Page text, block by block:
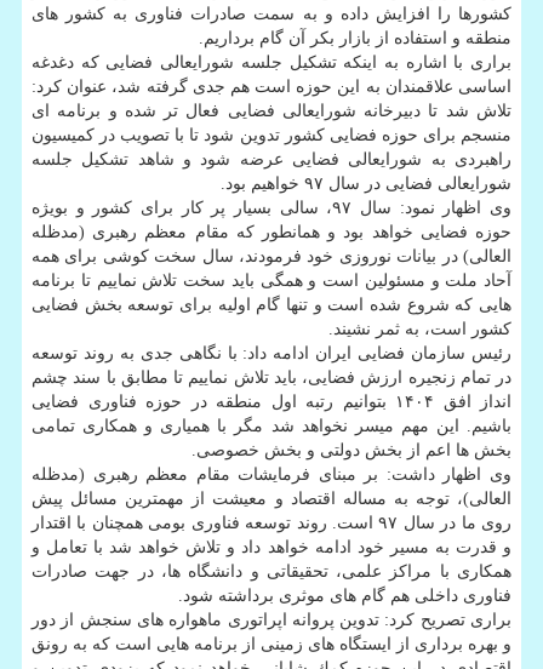
كشورها را افزایش داده و به سمت صادرات فناوری به كشور های
منطقه و استفاده از بازار بكر آن گام برداریم.
براری با اشاره به اینكه تشكیل جلسه شورایعالی فضایی كه دغدغه
اساسی علاقمندان به این حوزه است هم جدی گرفته شد، عنوان كرد:
تلاش شد تا دبیرخانه شورایعالی فضایی فعال تر شده و برنامه ای
منسجم برای حوزه فضایی كشور تدوین شود تا با تصویب در كمیسیون
راهبردی به شورایعالی فضایی عرضه شود و شاهد تشكیل جلسه
شورایعالی فضایی در سال ۹۷ خواهیم بود.
وی اظهار نمود: سال ۹۷، سالی بسیار پر كار برای كشور و بویژه
حوزه فضایی خواهد بود و همانطور كه مقام معظم رهبری (مدظله
العالی) در بیانات نوروزی خود فرمودند، سال سخت كوشی برای همه
آحاد ملت و مسئولین است و همگی باید سخت تلاش نماییم تا برنامه
هایی كه شروع شده است و تنها گام اولیه برای توسعه بخش فضایی
كشور است، به ثمر نشیند.
رئیس سازمان فضایی ایران ادامه داد: با نگاهی جدی به روند توسعه
در تمام زنجیره ارزش فضایی، باید تلاش نماییم تا مطابق با سند چشم
انداز افق ۱۴۰۴ بتوانیم رتبه اول منطقه در حوزه فناوری فضایی
باشیم. این مهم میسر نخواهد شد مگر با همیاری و همكاری تمامی
بخش ها اعم از بخش دولتی و بخش خصوصی.
وی اظهار داشت: بر مبنای فرمایشات مقام معظم رهبری (مدظله
العالی)، توجه به مساله اقتصاد و معیشت از مهمترین مسائل پیش
روی ما در سال ۹۷ است. روند توسعه فناوری بومی همچنان با اقتدار
و قدرت به مسیر خود ادامه خواهد داد و تلاش خواهد شد با تعامل و
همكاری با مراكز علمی، تحقیقاتی و دانشگاه ها، در جهت صادرات
فناوری داخلی هم گام های موثری برداشته شود.
براری تصریح كرد: تدوین پروانه اپراتوری ماهواره های سنجش از دور
و بهره برداری از ایستگاه های زمینی از برنامه هایی است كه به رونق